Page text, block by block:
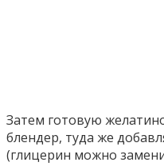
Затем готовую
блендер, туда же
(глицерин можно